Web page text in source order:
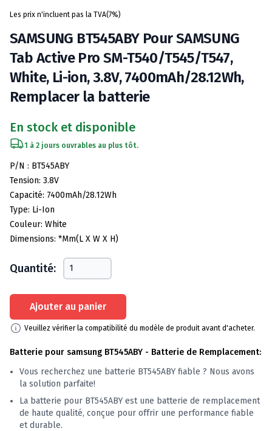
Les prix n'incluent pas la TVA(7%)
SAMSUNG BT545ABY Pour SAMSUNG
Tab Active Pro SM-T540/T545/T547,
White, Li-ion, 3.8V, 7400mAh/28.12Wh,
Remplacer la batterie
En stock et disponible
1 à 2 jours ouvrables au plus tôt.
Spécifications de la batterie
P/N : BT545ABY
Tension: 3.8V
Capacité: 7400mAh/28.12Wh
Type: Li-Ion
Couleur: White
Dimensions: *mm(L X W X H)
Quantité:
Ajouter au panier
Veuillez vérifier la compatibilité du modèle de produit avant d'acheter.
Batterie pour samsung BT545ABY - Batterie de Remplacement:
Vous recherchez une batterie BT545ABY fiable ? Nous avons
la solution parfaite!
La batterie pour BT545ABY est une batterie de remplacement
de haute qualité, conçue pour offrir une performance fiable
et durable.